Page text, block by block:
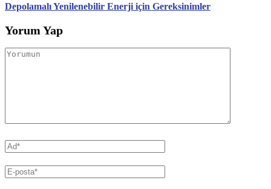
Depolamalı Yenilenebilir Enerji için Gereksinimler
Yorum Yap